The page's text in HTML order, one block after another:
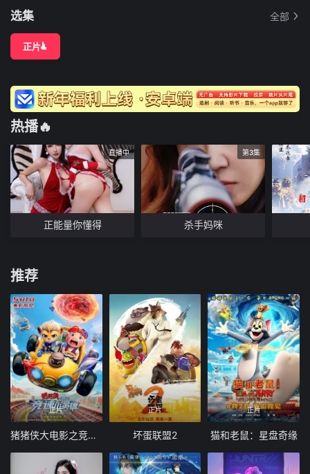
选集 全部
正片
热播🔥
直播中
正能量你懂得
第3集
杀手妈咪
推荐
正片
猪猪侠大电影之竞速小英雄
正片
坏蛋联盟2
正片
猫和老鼠：星盘奇缘